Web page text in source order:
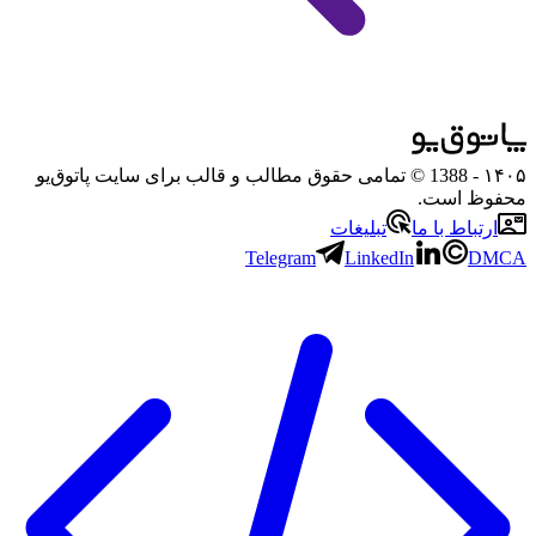
۱۴۰۵
- 1388 © تمامی حقوق مطالب و قالب برای سایت پاتوق‌یو
محفوظ است.
ارتباط با ما
تبلیغات
Telegram
LinkedIn DMCA